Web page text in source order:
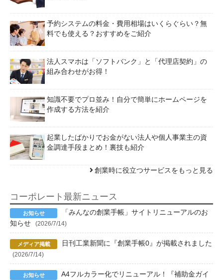
予約システムの料金・費用相場はいくらぐらい？無
料でも使える？おすすめをご紹介
法人スマホは「ソフトバンク」と「代理店契約」の
組み合わせがお得！
知識不要でプロ並み！自分で簡単にホームページを
作成する方法を紹介
起業したばかりでお金がない法人や個人事業主の資
金調達手段まとめ！裏技も紹介
創業時に役立つサービスをもっと見る
コーポレート最新ニュース
「みんなの創業手帳」サイトリニューアルのお
知らせ
(2026/7/14)
日刊工業新聞に『創業手帳0』が掲載されました
(2026/7/14)
A4フルカラー化でリニューアル！『補助金ガイ